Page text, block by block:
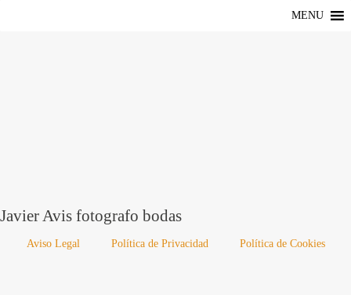
MENU
Javier Avis fotografo bodas
Aviso Legal Política de Privacidad Política de Cookies